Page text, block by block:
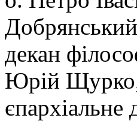
декан
Юрій Щурко,
єпархіальне